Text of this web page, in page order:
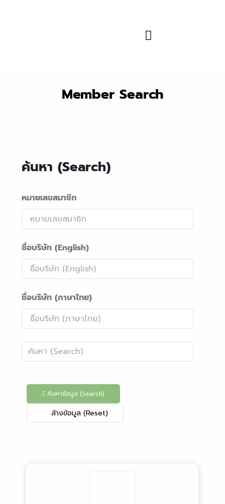
Member Search
ค้นหา (Search)
หมายเลขสมาชิก
ชื่อบริษัท (English)
ชื่อบริษัท (ภาษาไทย)
ค้นหาข้อมูล (Search)
ล้างข้อมูล (Reset)